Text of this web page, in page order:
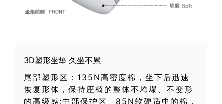
3D塑形坐垫 久坐不累
尾部塑形区：135N高密度棉，坐下后迅速
恢复形体，保持座椅的整体不垮塌、不变形
的高级感;中部保护区：85N软硬适中的棉，